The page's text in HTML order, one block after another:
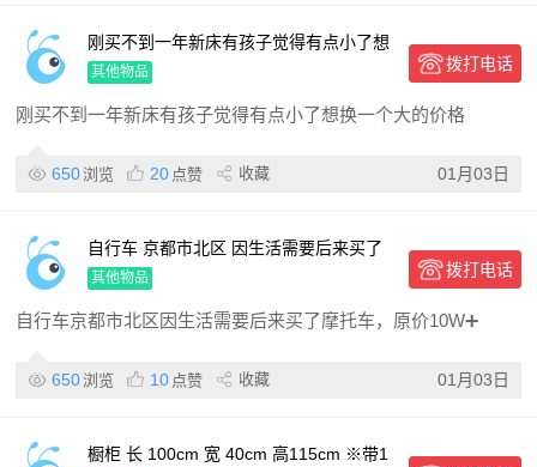
刚买不到一年新床有孩子觉得有点小了想
换一个大的 价格可以商谈
其他物品 拨打电话
刚买不到一年新床有孩子觉得有点小了想换一个大的价格
650浏览 20 点赞 收藏 01月03日
自行车 京都市北区 因生活需要后来买了
摩托车，原价10W➕公路车长期闲置不
用，现在准备出，（赠价值8
其他物品 拨打电话
自行车京都市北区因生活需要后来买了摩托车，原价10W➕
650浏览 10 点赞 收藏 01月03日
橱柜 长 100cm 宽 40cm 高115cm ※带1